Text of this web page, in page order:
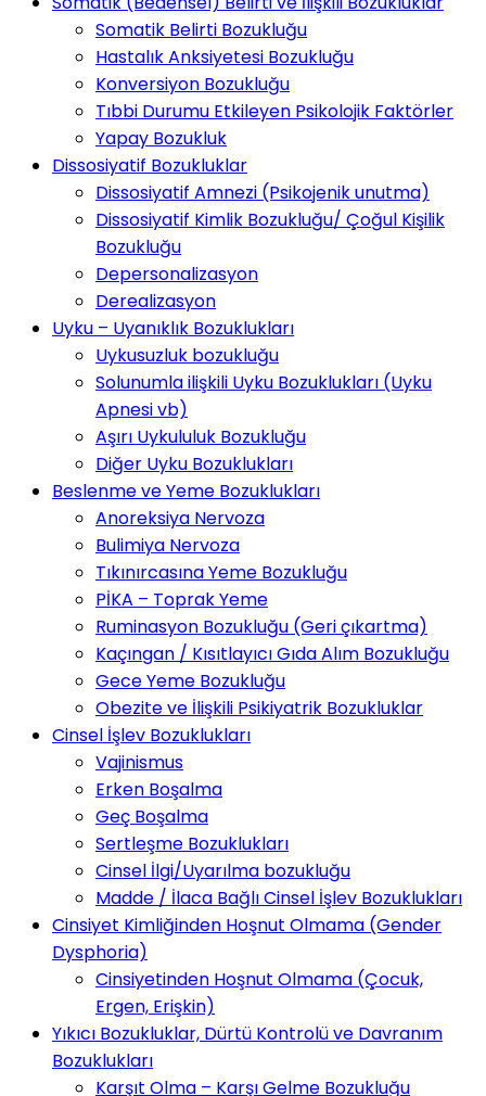
Somatik Belirti Bozukluğu
Hastalık Anksiyetesi Bozukluğu
Konversiyon Bozukluğu
Tıbbi Durumu Etkileyen Psikolojik Faktörler
Yapay Bozukluk
Dissosiyatif Bozukluklar
Dissosiyatif Amnezi (Psikojenik unutma)
Dissosiyatif Kimlik Bozukluğu/ Çoğul Kişilik
Bozukluğu
Depersonalizasyon
Derealizasyon
Uyku – Uyanıklık Bozuklukları
Uykusuzluk bozukluğu
Solunumla ilişkili Uyku Bozuklukları (Uyku
Apnesi vb)
Aşırı Uykululuk Bozukluğu
Diğer Uyku Bozuklukları
Beslenme ve Yeme Bozuklukları
Anoreksiya Nervoza
Bulimiya Nervoza
Tıkınırcasına Yeme Bozukluğu
PİKA – Toprak Yeme
Ruminasyon Bozukluğu (Geri çıkartma)
Kaçıngan / Kısıtlayıcı Gıda Alım Bozukluğu
Gece Yeme Bozukluğu
Obezite ve İlişkili Psikiyatrik Bozukluklar
Cinsel İşlev Bozuklukları
Vajinismus
Erken Boşalma
Geç Boşalma
Sertleşme Bozuklukları
Cinsel İlgi/Uyarılma bozukluğu
Madde / İlaca Bağlı Cinsel İşlev Bozuklukları
Cinsiyet Kimliğinden Hoşnut Olmama (Gender
Dysphoria)
Cinsiyetinden Hoşnut Olmama (Çocuk,
Ergen, Erişkin)
Yıkıcı Bozukluklar, Dürtü Kontrolü ve Davranım
Bozuklukları
Karşıt Olma – Karşı Gelme Bozukluğu